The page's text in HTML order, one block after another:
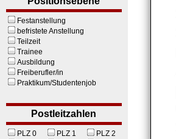
Festanstellung
befristete Anstellung
Teilzeit
Trainee
Ausbildung
Freiberufler/in
Praktikum/Studentenjob
Postleitzahlen
PLZ 0 PLZ 1
PLZ 2